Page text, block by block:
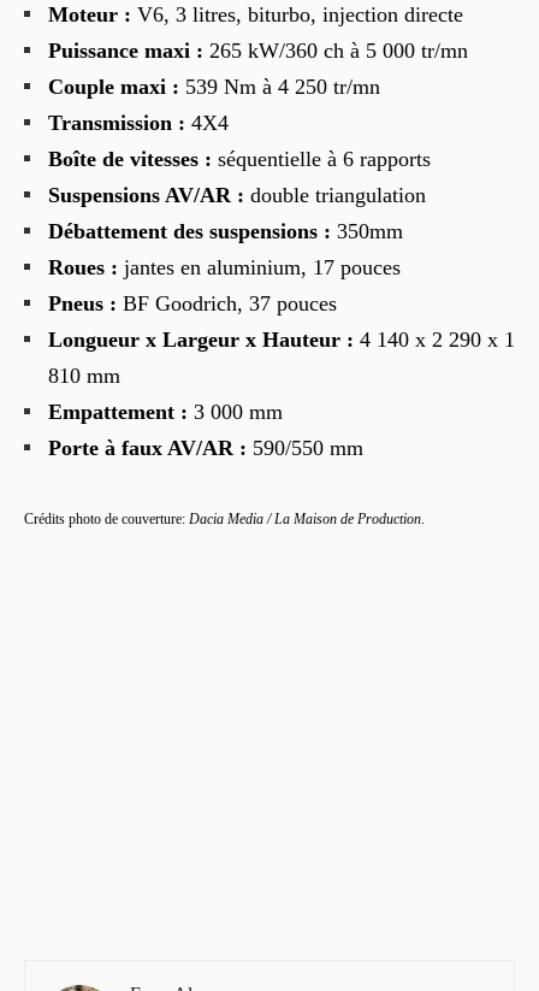
Moteur : V6, 3 litres, biturbo, injection directe
Puissance maxi : 265 kW/360 ch à 5 000 tr/mn
Couple maxi : 539 Nm à 4 250 tr/mn
Transmission : 4X4
Boîte de vitesses : séquentielle à 6 rapports
Suspensions AV/AR : double triangulation
Débattement des suspensions : 350mm
Roues : jantes en aluminium, 17 pouces
Pneus : BF Goodrich, 37 pouces
Longueur x Largeur x Hauteur : 4 140 x 2 290 x 1
810 mm
Empattement : 3 000 mm
Porte à faux AV/AR : 590/550 mm
Crédits photo de couverture: Dacia Media / La Maison de Production.